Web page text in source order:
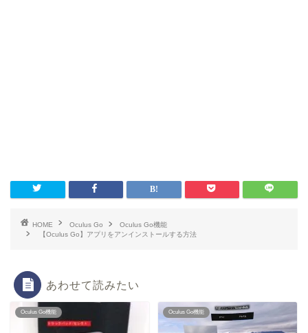
HOME Oculus Go
Oculus Go機能
【Oculus Go】アプリをアンインストールする方法
あわせて読みたい
Oculus Go機能 Oculus Go機能